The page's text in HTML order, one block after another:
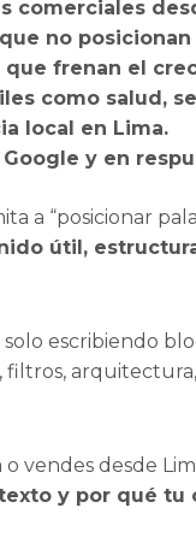
comerciales
no
frenan el
como salud,
local en Lima.
y en
a “posicionar
útil,
escribiendo
vendes desde
y por qué